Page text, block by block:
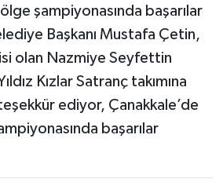
şampiyonasında başarılar
Başkanı Mustafa Çetin,
olan Nazmiye Seyfettin
Kızlar Satranç takımına
ediyor, Çanakkale’de
başarılar